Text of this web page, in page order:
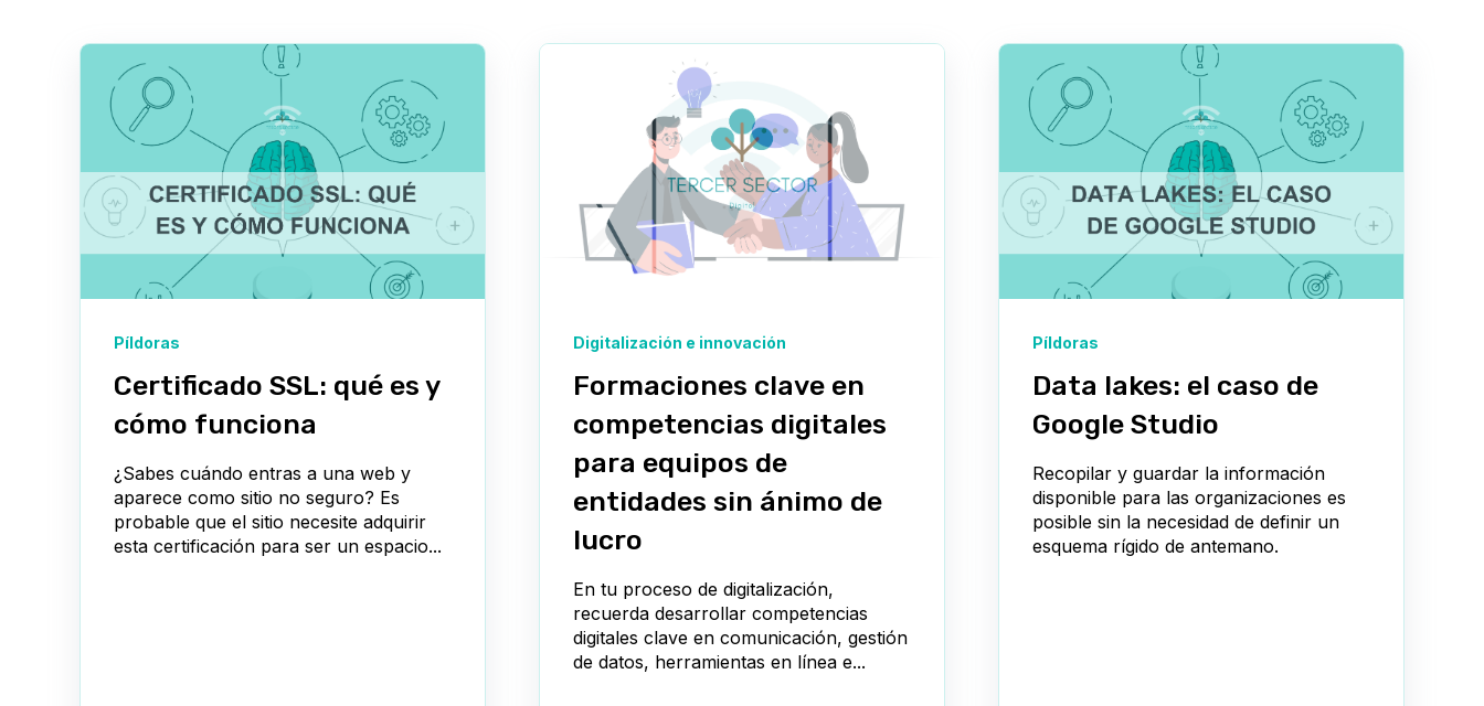
Píldoras
Certificado SSL: qué es y
cómo funciona
¿Sabes cuándo entras a una web y
aparece como sitio no seguro? Es
probable que el sitio necesite adquirir
esta certificación para ser un espacio...
Digitalización e innovación
Formaciones clave en
competencias digitales
para equipos de
entidades sin ánimo de
lucro
En tu proceso de digitalización,
recuerda desarrollar competencias
digitales clave en comunicación, gestión
de datos, herramientas en línea e...
Píldoras
Data lakes: el caso de
Google Studio
Recopilar y guardar la información
disponible para las organizaciones es
posible sin la necesidad de definir un
esquema rígido de antemano.